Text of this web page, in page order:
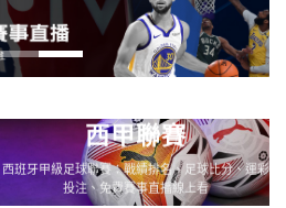
西甲聯賽
西班牙甲級足球聯賽：戰績排名、足球比分、運彩
投注、免費賽事直播線上看